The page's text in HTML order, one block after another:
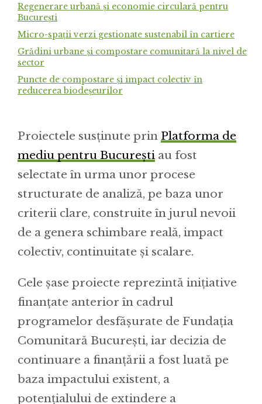
Regenerare urbană și economie circulară pentru
București
Micro-spații verzi gestionate sustenabil în cartiere
Grădini urbane și compostare comunitară la nivel de
sector
Puncte de compostare și impact colectiv în
reducerea biodeșeurilor
Proiectele susținute prin Platforma de
mediu pentru București au fost
selectate în urma unor procese
structurate de analiză, pe baza unor
criterii clare, construite în jurul nevoii
de a genera schimbare reală, impact
colectiv, continuitate și scalare.
Cele șase proiecte reprezintă inițiative
finanțate anterior în cadrul
programelor desfășurate de Fundația
Comunitară București, iar decizia de
continuare a finanțării a fost luată pe
baza impactului existent, a
potențialului de extindere a